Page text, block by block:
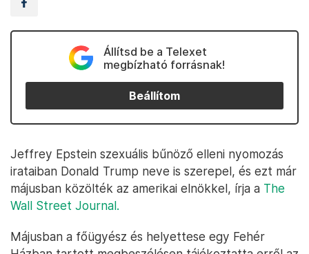
Állítsd be a Telexet
megbízható forrásnak!
Beállítom
Jeffrey Epstein szexuális bűnöző elleni nyomozás
irataiban Donald Trump neve is szerepel, és ezt már
májusban közölték az amerikai elnökkel, írja a The
Wall Street Journal.
Májusban a főügyész és helyettese egy Fehér